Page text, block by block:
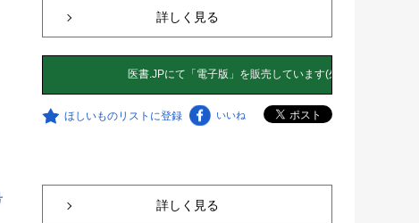
詳しく見る
ほしいものリストに登録 いいね
詳しく見る